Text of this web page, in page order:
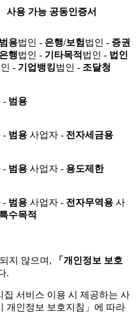
사용 가능 공동인증서
범용법인 - 은행/보험 법인 - 증권
은행법인 - 기타목적 법인 - 법인
- 기업뱅킹법인 - 조달청
- 범용
- 범용 사업자 - 전자세금용
- 범용 사업자 - 용도제한
- 범용 사업자 - 전자무역용 사
특수목적
지 않으며,
「개인정보 보호
.
서비스 이용 시 제공하는 사
개인정보 보호지침」에 따라